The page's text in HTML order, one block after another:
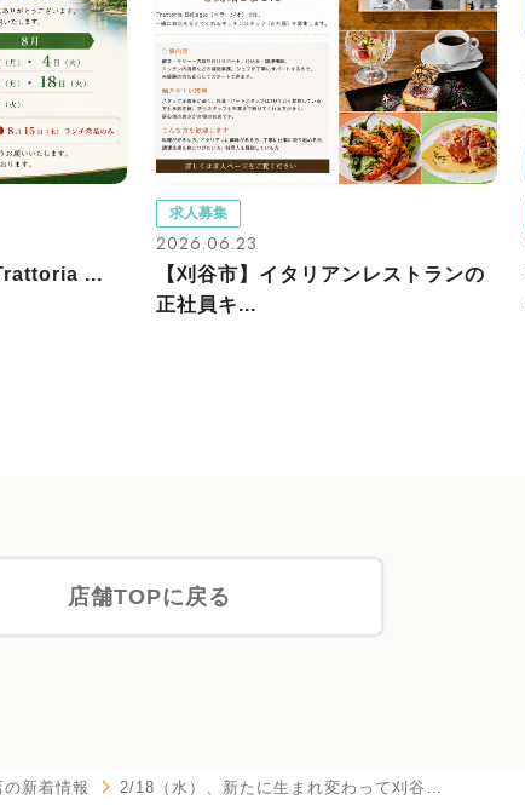
...
求人募集
2026.06.23
【刈谷市】イタリアンレストランの
正社員キ...
店舗TOPに戻る
の新着情報 2/18（水）、新たに生まれ変わって刈谷…